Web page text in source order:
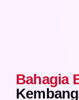
Bahagia